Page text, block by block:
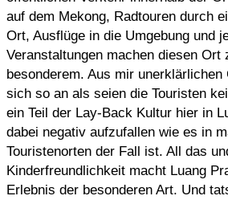
auf dem Mekong, Radtouren durch
Ort, Ausflüge in die Umgebung und
Veranstaltungen machen diesen Ort
besonderem. Aus mir unerklärlichen
sich so an als seien die Touristen
ein Teil der Lay-Back Kultur hier in
dabei negativ aufzufallen wie es in
Touristenorten der Fall ist. All das
Kinderfreundlichkeit macht Luang
Erlebnis der besonderen Art. Und